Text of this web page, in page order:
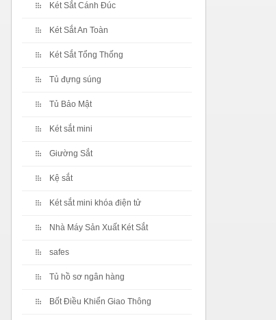
Két Sắt Cánh Đúc
Két Sắt An Toàn
Két Sắt Tổng Thống
Tủ đựng súng
Tủ Bảo Mật
Két sắt mini
Giường Sắt
Kệ sắt
Két sắt mini khóa điện tử
Nhà Máy Sản Xuất Két Sắt
safes
Tủ hồ sơ ngân hàng
Bốt Điều Khiển Giao Thông